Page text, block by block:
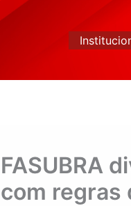
FASUBRA
com regras